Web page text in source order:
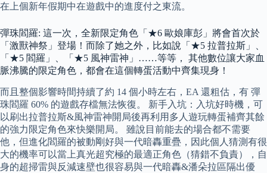
在上個新年假期中在遊戲中的進度付之東流。
彈珠閻羅: 這一次，全新限定角色「★6 歐娘庫彭」將會首次於
「激獸神祭」登場！而除了她之外，比如說「★5 拉普拉斯」、
「★5 閻羅」、「★5 風神雷神」……等等， 其他數位讓大家血
脈沸騰的限定角色，都會在這個轉蛋活動中齊集現身！
而且整個影響時間持續了約 14 個小時左右，EA 還粗估，有 彈
珠閻羅 60% 的遊戲存檔無法恢復。 新手入坑：入坑好時機，可
以刷出拉普拉斯&風神雷神開局後再利用多人遊玩轉蛋補齊其餘
的強力限定角色來快樂開局。 雖說目前能去的場合都不需要
他，但進化閻羅的被動剛好與一代暗轟重疊，因此個人猜測有很
大的機率可以當上真光超究極的最適正角色（猜錯不負責），自
身的超掃雷與反減速壁也很容易與一代暗轟&潘朵拉區隔出優